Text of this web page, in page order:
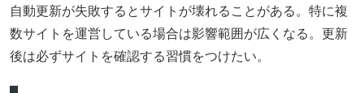
自動更新が失敗するとサイトが壊れることがある。特に複
数サイトを運営している場合は影響範囲が広くなる。更新
後は必ずサイトを確認する習慣をつけたい。